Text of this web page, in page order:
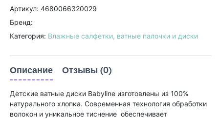
Артикул: 4680066320029
Бренд:
Категория: Влажные салфетки, ватные палочки и диски
Описание Отзывы (0)
Детские ватные диски Babyline изготовлены из 100%
натурального хлопка. Современная технология обработки
волокон и уникальное тиснение обеспечивает